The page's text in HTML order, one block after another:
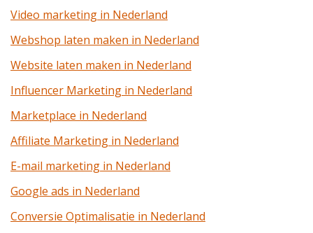
Video marketing in Nederland
Webshop laten maken in Nederland
Website laten maken in Nederland
Influencer Marketing in Nederland
Marketplace in Nederland
Affiliate Marketing in Nederland
E-mail marketing in Nederland
Google ads in Nederland
Conversie Optimalisatie in Nederland